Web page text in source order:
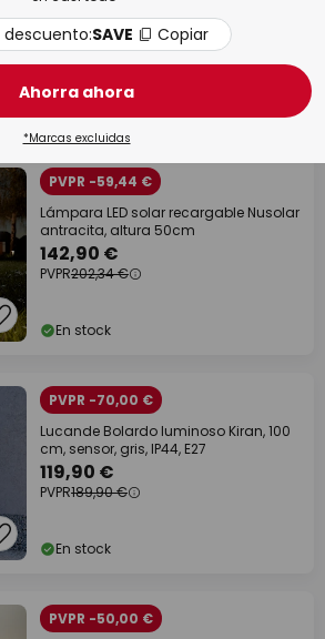
Filtro1
PVPR -59,44 €
Lámpara LED solar recargable Nusolar
antracita, altura 50cm
142,90 €
PVPR202,34 €
En stock
PVPR -70,00 €
Lucande Bolardo luminoso Kiran, 100
cm, sensor, gris, IP44, E27
119,90 €
PVPR189,90 €
En stock
PVPR -50,00 €
descuento:SAVE Copiar
Ahorra ahora
*Marcas excluidas